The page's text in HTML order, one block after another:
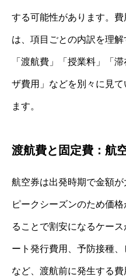
する可能性があります。
は、項目ごとの内訳を理
「渡航費」「授業料」「
ザ費用」などを別々に見
ます。
渡航費と固定費：航
航空券は出発時期で金額
ピークシーズンのため価
ることで割安になるケー
ート発行費用、予防接種
など、渡航前に発生する